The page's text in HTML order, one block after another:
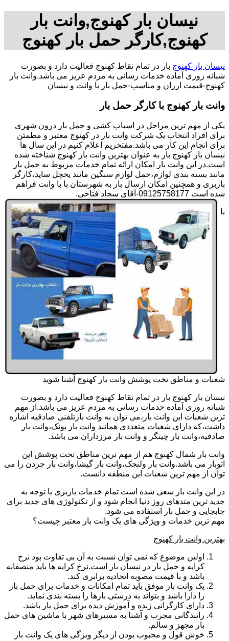
نیسان بار کهنوج,وانت بار
کهنوج,کارگر حمل بار کهنوج
نیسان بار کهنوج بار در تمام نقاط کهنوج فعالیت دارد و بصورت
شبانه روزی آماده خدمات رسانی به مردم عزیز می باشد.وانت بار
کهنوج-قیمت ارزان و مناسب-حمل بار با وانت و نیسان
وانت بار کهنوج با کارگر حمل بار
یکی از مهم ترین مراحل در اسباب کشی و حمل بار درون شهری
برای افراد انتخاب یک شرکت وانت بار در کهنوج معتبر و مطمئن
برای انجام این کار می باشد.مفتخریم اعلام کنیم در این سال ها
نیسان بار کهنوج بار به عنوان بهترین وانت بار کهنوج شناخته شده
است.در این وانت بار امکان ارائه تمام خدمات مربوط به حمل بار
مانند بسته بندی لوازم،حمل لوازم سنگین مانند یخچل ساید،کارگر
باربری و همچنین امکان ارسال بار به شهرستان با با وانت فراهم
شده است 09125758177-آقای سجاد فتاحی.
با
شعبات و مناطق تخت پوشش وانت بار کهنوج آشنا شوید
نیسان بار کهنوج بار در تمام نقاط کهنوج فعالیت دارد و بصورت
شبانه روزی آماده خدمات رسانی به مردم عزیز می باشد.از مهم
ترین شعبات این وانت بار،می توان به وانت بارتلفنی صادقیه اشاره
داشت،که دارای شعبات متعددی همانند وانت بار پونک،وانت بار
صادقیه،وانت بار چیتگر و وانت بار مرزداران می باشد.
وانت بار شمال کهنوج هم از مهم ترین مناطق تحت پوشش این
اتوبار می باشد.وانت بار ولنجک،وانت بار گیشا،وانت بار جردن را می
توان از مهم ترین شعبات این منطقه دانست.
در این وانت بار سعی شده است تمام خدمات باربری با توجه به
جدید ترین متدهای روز دنیا انجام شود و از تکنولوژی های جدید برای
جابجایی و حمل بار استفاده می شود.
مهم ترین خدمات و ویژگی های یک وانت بار معتبر چیست؟
بهترین وانت بار کهنوج
اولین موضوع که نمی توان نسبت به آن بی تفاوت بود نرخ
کرایه و حمل بار در نیسان بار است.نرخ کرایه ها باید منصفانه
باشد و با قیمت مصوبه اتحادیه برابری کند.
یک وانت بار موفق باید تمام امکانات و خدمات برای حمل بار
را دارا باشد و بتواند به درستی بارها را بسته بندی نماید.
دارای کارگرانی زبده و آموزش دیده برای حمل بار باشد.
رانندگانی مجرب و آشنا به مسیرهای شهر با ماشین های حمل
بار مجهز و سالم.
خوش قول و محبوب بودن از دیگر ویژگی های یک وانت بار